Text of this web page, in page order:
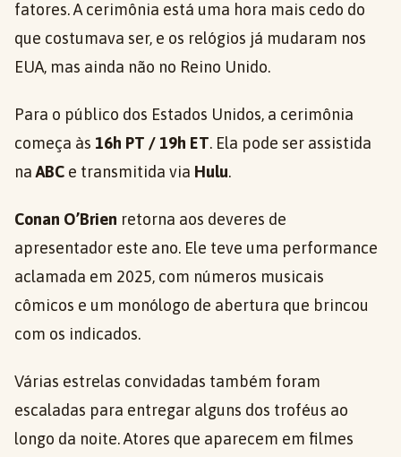
fatores. A cerimônia está uma hora mais cedo do
que costumava ser, e os relógios já mudaram nos
EUA, mas ainda não no Reino Unido.
Para o público dos Estados Unidos, a cerimônia
começa às 16h PT / 19h ET. Ela pode ser assistida
naABC e transmitida via Hulu.
Conan O’Brien retorna aos deveres de
apresentador este ano. Ele teve uma performance
aclamada em 2025, com números musicais
cômicos e um monólogo de abertura que brincou
com os indicados.
Várias estrelas convidadas também foram
escaladas para entregar alguns dos troféus ao
longo da noite. Atores que aparecem em filmes